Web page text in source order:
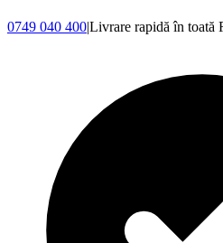
0749 040 400|Livrare rapidă în toată